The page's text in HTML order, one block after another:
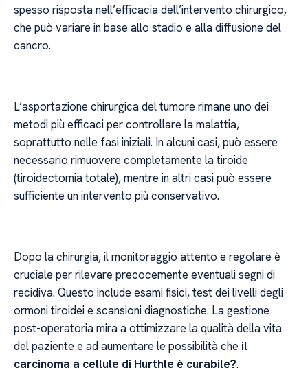
spesso risposta nell’efficacia dell’intervento chirurgico,
che può variare in base allo stadio e alla diffusione del
cancro.
L’asportazione chirurgica del tumore rimane uno dei
metodi più efficaci per controllare la malattia,
soprattutto nelle fasi iniziali. In alcuni casi, può essere
necessario rimuovere completamente la tiroide
(tiroidectomia totale), mentre in altri casi può essere
sufficiente un intervento più conservativo.
Dopo la chirurgia, il monitoraggio attento e regolare è
cruciale per rilevare precocemente eventuali segni di
recidiva. Questo include esami fisici, test dei livelli degli
ormoni tiroidei e scansioni diagnostiche. La gestione
post-operatoria mira a ottimizzare la qualità della vita
del paziente e ad aumentare le possibilità che il
carcinoma a cellule di Hurthle è curabile?.